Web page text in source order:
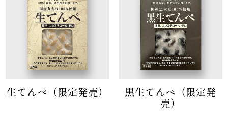
生てんぺ（限定発売） 黒生てんぺ（限定発
売）